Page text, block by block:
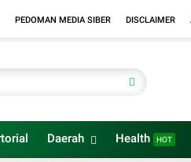
PEDOMAN MEDIA SIBER DISCLAIMER
Daerah Health HOT